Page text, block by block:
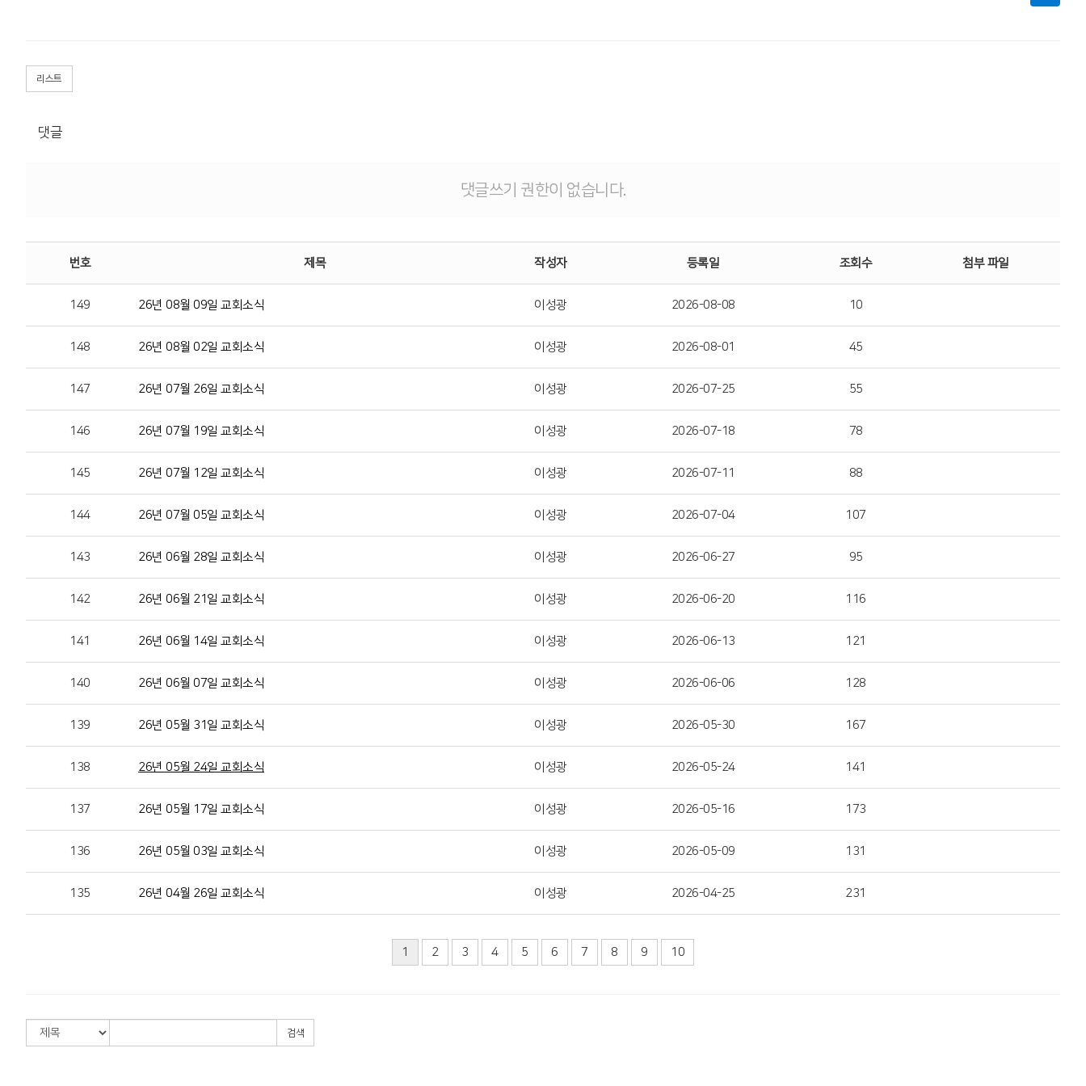
리스트
댓글
댓글쓰기 권한이 없습니다.
번호 제목 작성자 등록일 조회수 첨부 파일
149 26년 08월 09일 교회소식 이성광 2026-08-08 10
148 26년 08월 02일 교회소식 이성광 2026-08-01 45
147 26년 07월 26일 교회소식 이성광 2026-07-25 55
146 26년 07월 19일 교회소식 이성광 2026-07-18 78
145 26년 07월 12일 교회소식 이성광 2026-07-11 88
144 26년 07월 05일 교회소식 이성광 2026-07-04 107
143 26년 06월 28일 교회소식 이성광 2026-06-27 95
142 26년 06월 21일 교회소식 이성광 2026-06-20 116
141 26년 06월 14일 교회소식 이성광 2026-06-13 121
140 26년 06월 07일 교회소식 이성광 2026-06-06 128
139 26년 05월 31일 교회소식 이성광 2026-05-30 167
138 26년 05월 24일 교회소식 이성광 2026-05-24 141
137 26년 05월 17일 교회소식 이성광 2026-05-16 173
136 26년 05월 03일 교회소식 이성광 2026-05-09 131
135 26년 04월 26일 교회소식 이성광 2026-04-25 231
1 2 3 4 5 6 7 8 9 10
검색